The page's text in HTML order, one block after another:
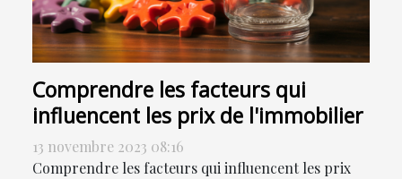
Comprendre les facteurs qui
influencent les prix de l'immobilier
13 novembre 2023 08:16
Comprendre les facteurs qui influencent les prix